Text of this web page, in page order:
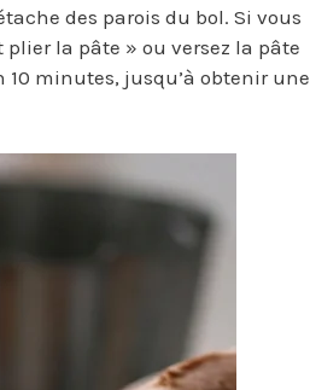
des parois du bol. Si vous
la pâte » ou versez la pâte
minutes, jusqu’à obtenir une